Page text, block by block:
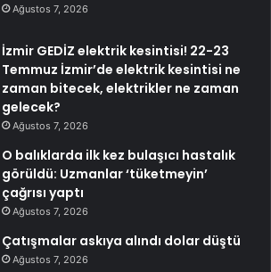
Ağustos 7, 2026
İzmir GEDİZ elektrik kesintisi! 22-23
Temmuz İzmir’de elektrik kesintisi ne
zaman bitecek, elektrikler ne zaman
gelecek?
Ağustos 7, 2026
O balıklarda ilk kez bulaşıcı hastalık
görüldü: Uzmanlar ‘tüketmeyin’
çağrısı yaptı
Ağustos 7, 2026
Çatışmalar askıya alındı dolar düştü
Ağustos 7, 2026